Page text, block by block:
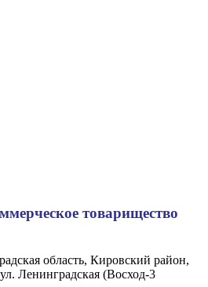
товарищество
область, Кировский район,
Ленинградская (Восход-3